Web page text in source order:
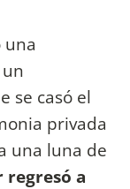
una
se casó el
privada
una luna de
regresó a